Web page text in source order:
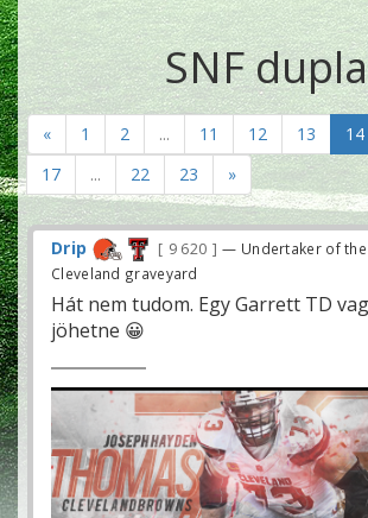
SNF dupla
« 1 2 ... 11 12 13 14
17
... 22 23 »
Drip 9 620
— Undertaker of the
Cleveland graveyard
Hát nem tudom. Egy Garrett TD
jöhetne 😀